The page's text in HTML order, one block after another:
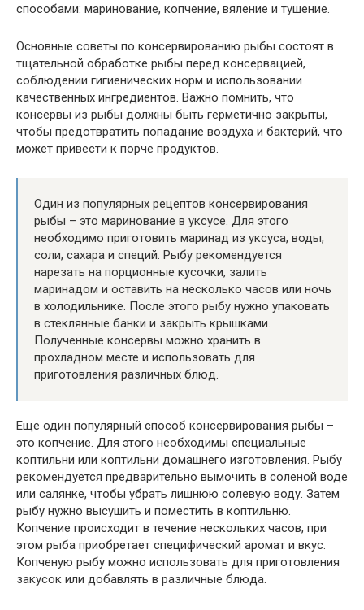
способами: маринование, копчение, вяление и тушение.
Основные советы по консервированию рыбы состоят в
тщательной обработке рыбы перед консервацией,
соблюдении гигиенических норм и использовании
качественных ингредиентов. Важно помнить, что
консервы из рыбы должны быть герметично закрыты,
чтобы предотвратить попадание воздуха и бактерий, что
может привести к порче продуктов.
Один из популярных рецептов консервирования
рыбы – это маринование в уксусе. Для этого
необходимо приготовить маринад из уксуса, воды,
соли, сахара и специй. Рыбу рекомендуется
нарезать на порционные кусочки, залить
маринадом и оставить на несколько часов или ночь
в холодильнике. После этого рыбу нужно упаковать
в стеклянные банки и закрыть крышками.
Полученные консервы можно хранить в
прохладном месте и использовать для
приготовления различных блюд.
Еще один популярный способ консервирования рыбы –
это копчение. Для этого необходимы специальные
коптильни или коптильни домашнего изготовления. Рыбу
рекомендуется предварительно вымочить в соленой воде
или салянке, чтобы убрать лишнюю солевую воду. Затем
рыбу нужно высушить и поместить в коптильню.
Копчение происходит в течение нескольких часов, при
этом рыба приобретает специфический аромат и вкус.
Копченую рыбу можно использовать для приготовления
закусок или добавлять в различные блюда.